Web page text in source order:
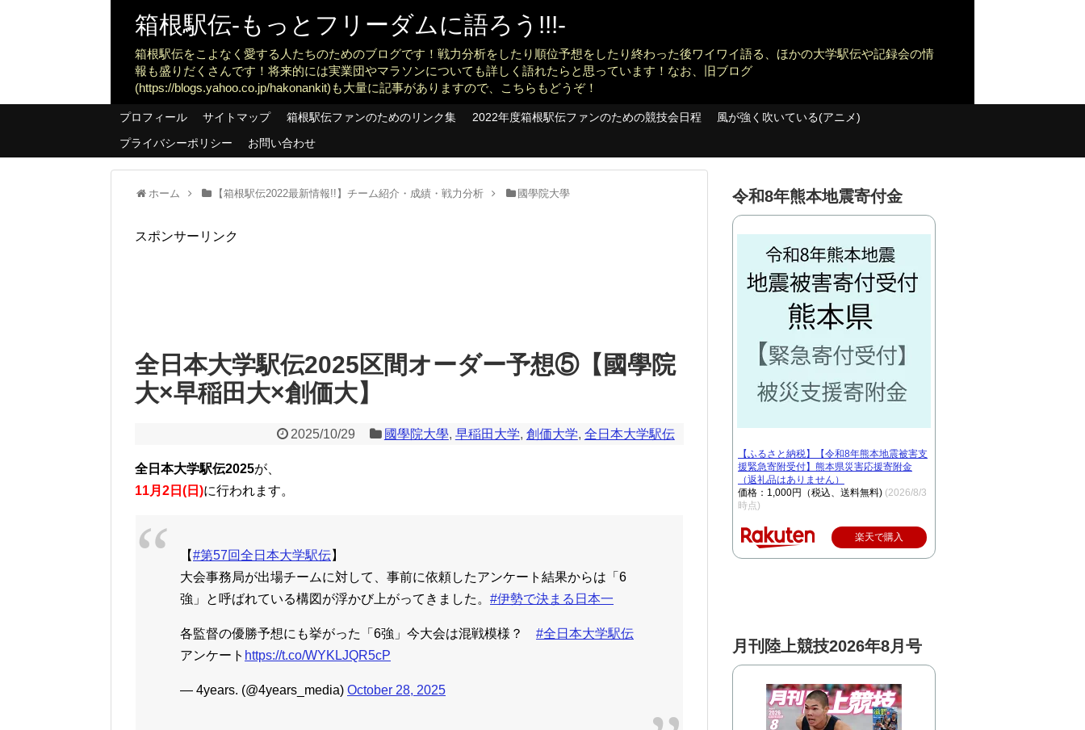
箱根駅伝-もっとフリーダムに語ろう!!!-
箱根駅伝をこよなく愛する人たちのためのブログです！戦力分析をしたり順位予想をしたり終わった後ワイワイ語る、ほかの大学駅伝や記録会の情
報も盛りだくさんです！将来的には実業団やマラソンについても詳しく語れたらと思っています！なお、旧ブログ
(https://blogs.yahoo.co.jp/hakonankit)も大量に記事がありますので、こちらもどうぞ！
プロフィール サイトマップ 箱根駅伝ファンのためのリンク集 2022年度箱根駅伝ファンのための競技会日程
風が強く吹いている(アニメ)
プライバシーポリシー
お問い合わせ
ホーム 【箱根駅伝2022最新情報!!】チーム紹介・成績・戦力分析 國學院大學
スポンサーリンク
全日本大学駅伝2025区間オーダー予想⑤【國學院
大×早稲田大×創価大】
2025/10/29 國學院大學, 早稲田大学, 創価大学, 全日本大学駅伝
全日本大学駅伝2025が、
11月2日(日)に行われます。
【#第57回全日本大学駅伝】
大会事務局が出場チームに対して、事前に依頼したアンケート結果からは「6
強」と呼ばれている構図が浮かび上がってきました。 #伊勢で決まる日本一
各監督の優勝予想にも挙がった「6強」今大会は混戦模様？ #全日本大学駅伝
アンケート https://t.co/WYKLJQR5cP
— 4years. (@4years_media) October 28, 2025
令和8年熊本地震寄付金
【ふるさと納税】【令和8年熊本地震被害支
援緊急寄附受付】熊本県災害応援寄附金
（返礼品はありません）
価格：1,000円（税込、送料無料) (2026/8/3
時点)
楽天で購入
月刊陸上競技2026年8月号